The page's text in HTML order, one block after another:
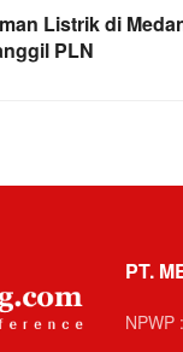
Listrik di
PLN
PT.
NPWP